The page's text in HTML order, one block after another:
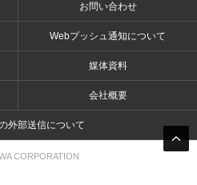
お問い合わせ
Webプッシュ通知について
媒体資料
会社概要
外部送信について
CORPORATION